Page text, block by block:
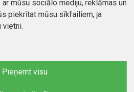
mūsu sociālo mediju, reklāmas un
piekrītat mūsu sīkfailiem, ja
vietni.
Pieņemt visu